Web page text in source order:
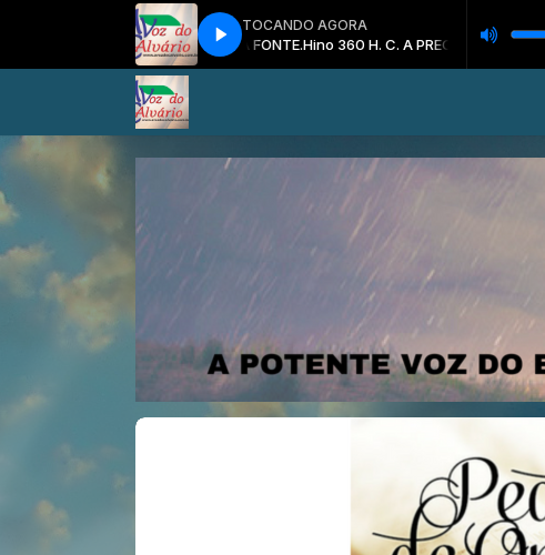
TOCANDO AGORA
Hino 360 H. C. A PRECIOSA FONTE. Hino 360 H. C. A PRECIOSA FONTE.